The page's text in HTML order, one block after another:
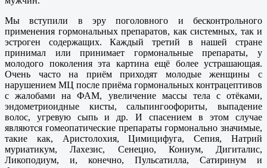
Мы вступили в эру поголовного и бесконтрольного
применения гормональных препаратов, как системных, так и
эстроген содержащих. Каждый третий в нашей стране
принимал или принимает гормональные препараты, у
молодого поколения эта картина ещё более устрашающая.
Очень часто на приём приходят молодые женщины с
нарушением МЦ после приёма гормональных контрацептивов
с жалобами на ФАМ, увеличение массы тела с отёками,
эндометриоидные кисты, сальпингоофориты, выпадение
волос, угревую сыпь и др. И спасением в этом случае
являются гомеопатические препараты гормонально значимые,
такие как, Аристолохия, Цимицифуга, Сепия, Натрий
муриатикум, Лахезис, Сенецио, Кониум, Дигиталис,
Ликоподиум, и, конечно, Пульсатилла, Сатиринум и